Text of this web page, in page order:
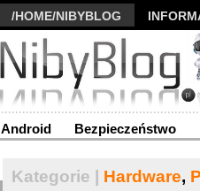
/HOME/NIBYBLOG
Android Bezpieczeństwo
Kategorie | Hardware,